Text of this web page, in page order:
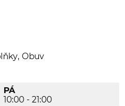
Obuv
PÁ
10:00 - 21:00